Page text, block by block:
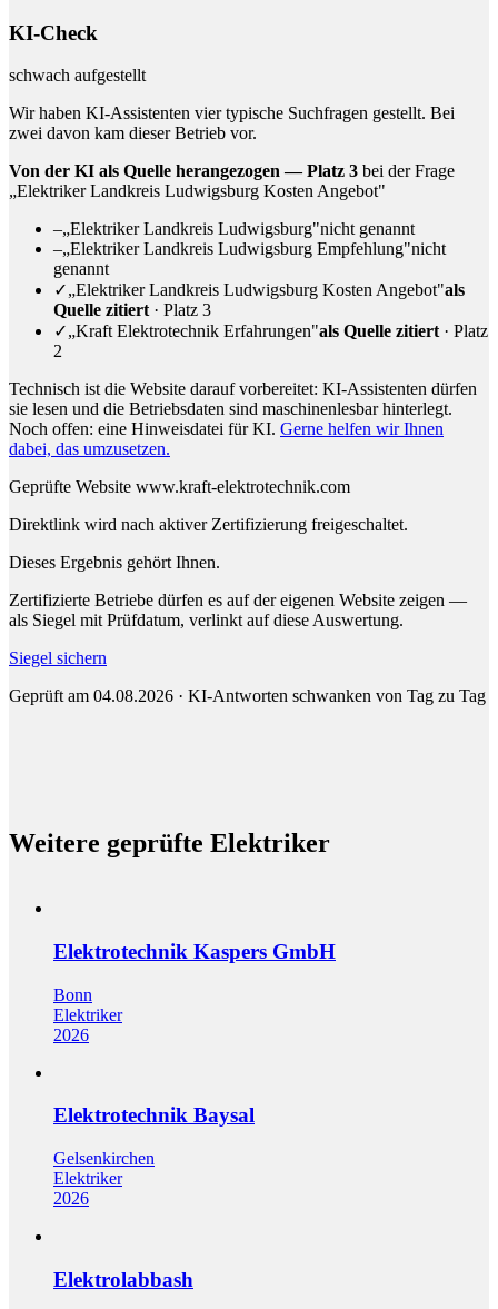
KI-Check
schwach aufgestellt
Wir haben KI-Assistenten vier typische Suchfragen gestellt. Bei
zwei davon kam dieser Betrieb vor.
Von der KI als Quelle herangezogen — Platz 3 bei der Frage
„Elektriker Landkreis Ludwigsburg Kosten Angebot"
–„Elektriker Landkreis Ludwigsburg"nicht genannt
–„Elektriker Landkreis Ludwigsburg Empfehlung"nicht
genannt
✓„Elektriker Landkreis Ludwigsburg Kosten Angebot"als
Quelle zitiert· Platz 3
✓„Kraft Elektrotechnik Erfahrungen"als Quelle zitiert· Platz
2
Technisch ist die Website darauf vorbereitet: KI-Assistenten dürfen
sie lesen und die Betriebsdaten sind maschinenlesbar hinterlegt.
Noch offen: eine Hinweisdatei für KI. Gerne helfen wir Ihnen
dabei, das umzusetzen.
Geprüfte Website www.kraft-elektrotechnik.com
Direktlink wird nach aktiver Zertifizierung freigeschaltet.
Dieses Ergebnis gehört Ihnen.
Zertifizierte Betriebe dürfen es auf der eigenen Website zeigen —
als Siegel mit Prüfdatum, verlinkt auf diese Auswertung.
Siegel sichern
Geprüft am 04.08.2026 · KI-Antworten schwanken von Tag zu Tag
Weitere geprüfte Elektriker
Elektrotechnik Kaspers GmbH
Bonn
Elektriker
2026
Elektrotechnik Baysal
Gelsenkirchen
Elektriker
2026
Elektrolabbash